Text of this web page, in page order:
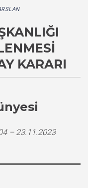
KARARI
– 23.11.2023